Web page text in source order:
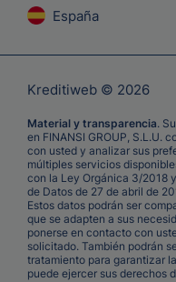
España
Kreditiweb © 2026
Material y transparencia.
en FINANSI GROUP, S.L.U.
con usted y analizar sus
múltiples servicios
con la Ley Orgánica 3/2018
de Datos de 27 de abril de
Estos datos podrán ser
que se adapten a sus
ponerse en contacto con
solicitado. También podrán
tratamiento para garantizar
puede ejercer sus derechos